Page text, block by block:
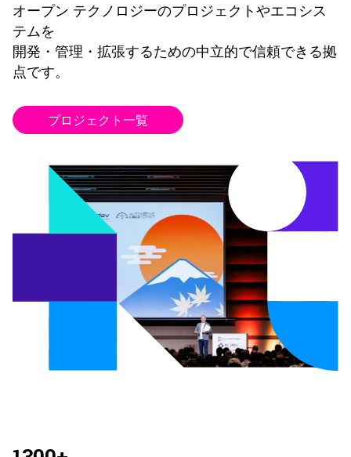
オープン テクノロジーのプロジェクトやエコシス
テムを
開発・管理・拡張するための中立的で信頼できる拠
点です。
プロジェクト一覧